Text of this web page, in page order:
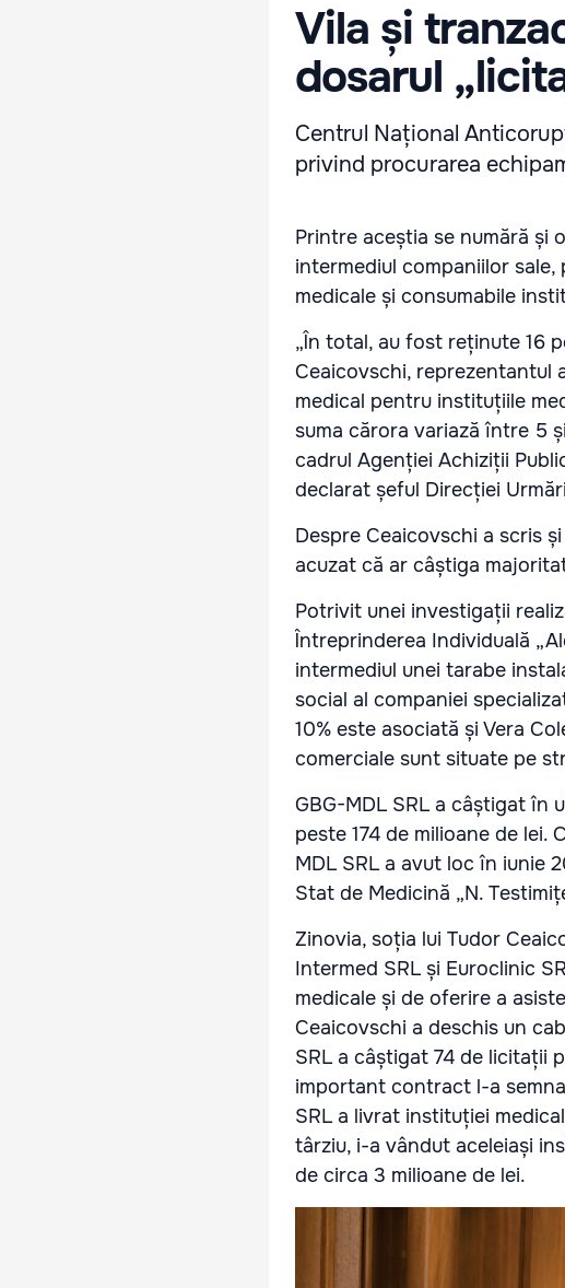
Vila și
dosarul
Centrul Național
privind procurarea
Printre aceștia se numără și
intermediul companiilor
medicale și consumabile
„În total, au fost reținute 16
Ceaicovschi, reprezentantul
medical pentru instituțiile
suma cărora variază între 5
cadrul Agenției Achiziții
declarat șeful Direcției
Despre Ceaicovschi a scris
acuzat că ar câștiga
Potrivit unei investigații
Întreprinderea Individuală
intermediul unei tarabe
social al companiei
10% este asociată și Vera
comerciale sunt situate pe
GBG-MDL SRL a câștigat în
peste 174 de milioane de
MDL SRL a avut loc în iunie
Stat de Medicină „N.
Zinovia, soția lui Tudor
Intermed SRL și Euroclinic
medicale și de oferire a
Ceaicovschi a deschis un
SRL a câștigat 74 de licitații
important contract l-a
SRL a livrat instituției
târziu, i-a vândut aceleiași
de circa 3 milioane de lei.